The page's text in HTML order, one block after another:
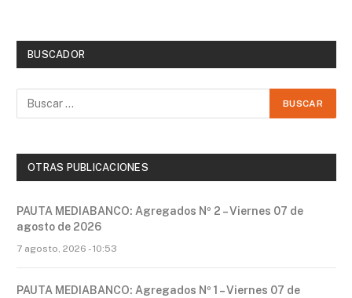
BUSCADOR
OTRAS PUBLICACIONES
PAUTA MEDIABANCO: Agregados Nº 2 – Viernes 07 de
agosto de 2026
7 agosto, 2026 - 10:53
PAUTA MEDIABANCO: Agregados Nº 1 – Viernes 07 de